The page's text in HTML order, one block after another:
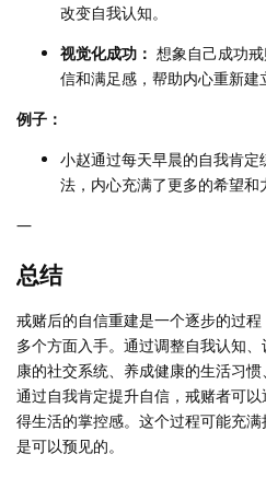
改变自我认知。
视觉化成功： 想象自己成功
信和满足感，帮助内心重新建
例子：
小赵通过每天早晨的自我肯
法，内心充满了更多的希望和
—
总结
戒赌后的自信重建是一个逐步的过
多个方面入手。通过调整自我认知
康的社交系统、养成健康的生活习
通过自我肯定提升自信，戒赌者可
得生活的掌控感。这个过程可能充
是可以预见的。